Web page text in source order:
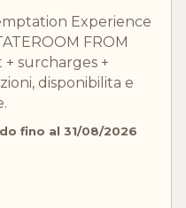
Experience
FROM
surcharges +
disponibilita e
fino al 31/08/2026